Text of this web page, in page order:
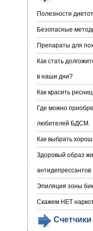
Полезности
Безопасные
Препараты для
Как стать
в наши дни?
Как красить
Где можно
любителей БДСМ.
Как выбрать
Здоровый образ
антидепрессантов
Эпиляция зоны
Скажем НЕТ